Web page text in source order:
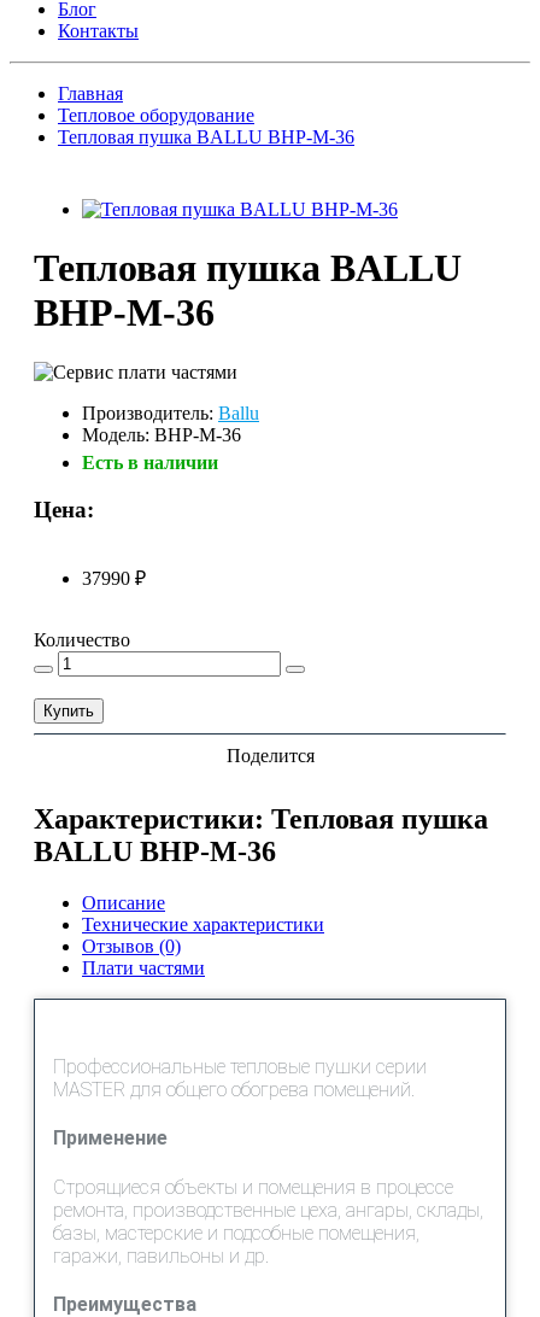
Блог
Контакты
Главная
Тепловое оборудование
Тепловая пушка BALLU BHP-M-36
Тепловая пушка BALLU
BHP-M-36
Производитель: Ballu
Модель: BHP-M-36
Есть в наличии
Цена:
37990 ₽
Количество
Купить
Поделится
Характеристики: Тепловая пушка
BALLU BHP-M-36
Описание
Технические характеристики
Отзывов (0)
Плати частями
Профессиональные тепловые пушки серии
MASTER для общего обогрева помещений.
Применение
Строящиеся объекты и помещения в процессе
ремонта, производственные цеха, ангары, склады,
базы, мастерские и подсобные помещения,
гаражи, павильоны и др.
Преимущества